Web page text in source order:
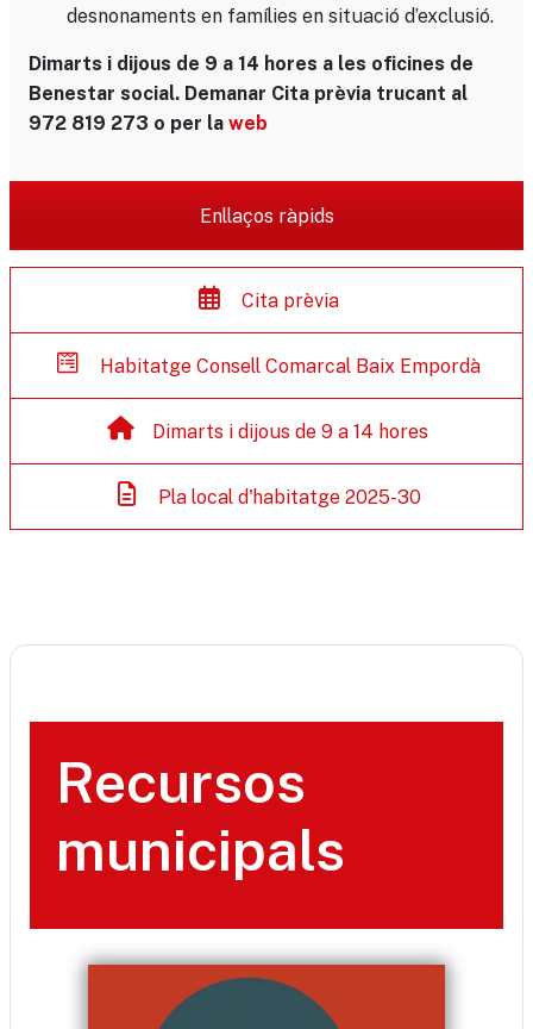
desnonaments en famílies en situació d’exclusió.
Dimarts i dijous de 9 a 14 hores a les oficines de
Benestar social. Demanar Cita prèvia trucant al
972 819 273 o per la web
Enllaços ràpids
Cita prèvia
Habitatge Consell Comarcal Baix Empordà
Dimarts i dijous de 9 a 14 hores
Pla local d'habitatge 2025-30
Recursos
municipals